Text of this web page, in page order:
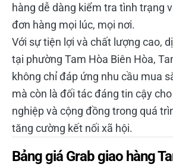
hàng dễ dàng kiểm tra tình trạng
đơn hàng mọi lúc, mọi nơi.
Với sự tiện lợi và chất lượng cao,
tại phường Tam Hòa Biên Hòa,
không chỉ đáp ứng nhu cầu mua
mà còn là đối tác đáng tin cậy
nghiệp và cộng đồng trong quá
tăng cường kết nối xã hội.
Bảng giá Grab giao hàng